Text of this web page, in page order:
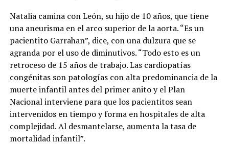
Natalia camina con León, su hijo de 10 años, que tiene
una aneurisma en el arco superior de la aorta. “Es un
pacientito Garrahan”, dice, con una dulzura que se
agranda por el uso de diminutivos. “Todo esto es un
retroceso de 15 años de trabajo. Las cardiopatías
congénitas son patologías con alta predominancia de la
muerte infantil antes del primer añito y el Plan
Nacional interviene para que los pacientitos sean
intervenidos en tiempo y forma en hospitales de alta
complejidad. Al desmantelarse, aumenta la tasa de
mortalidad infantil”.